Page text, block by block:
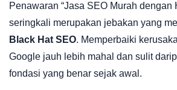
Penawaran “Jasa SEO Murah dengan
seringkali merupakan jebakan yang
Black Hat SEO. Memperbaiki
Google jauh lebih mahal dan sulit
fondasi yang benar sejak awal.